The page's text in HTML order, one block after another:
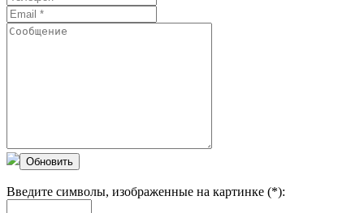
Обновить
Введите символы, изображенные на картинке (*):